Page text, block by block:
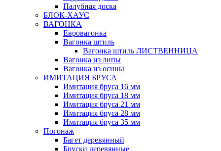
Палубная доска
БЛОК-ХАУС
ВАГОНКА
Евровагонка
Вагонка штиль
Вагонка штиль ЛИСТВЕННИЦА
Вагонка из липы
Вагонка из осины
ИМИТАЦИЯ БРУСА
Имитация бруса 16 мм
Имитация бруса 18 мм
Имитация бруса 21 мм
Имитация бруса 28 мм
Имитация бруса 35 мм
Погонаж
Багет деревянный
Бруски деревянные